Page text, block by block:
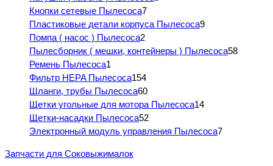
Кнопки сетевые Пылесоса7
Пластиковые детали корпуса Пылесоса9
Помпа ( насос ) Пылесоса2
Пылесборник ( мешки, контейнеры ) Пылесоса58
Ремень Пылесоса1
Фильтр HEPA Пылесоса154
Шланги, трубы Пылесоса60
Щетки угольные для мотора Пылесоса14
Щетки-насадки Пылесоса52
Электронный модуль управления Пылесоса7
Запчасти для Соковыжималок